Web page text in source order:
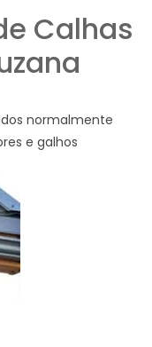
Calhas
normalmente
e galhos